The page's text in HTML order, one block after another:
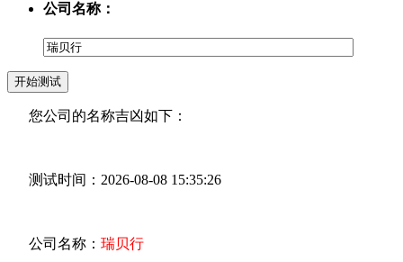
公司名称：
您公司的名称吉凶如下：
测试时间：2026-08-08 15:35:26
公司名称： 瑞贝行